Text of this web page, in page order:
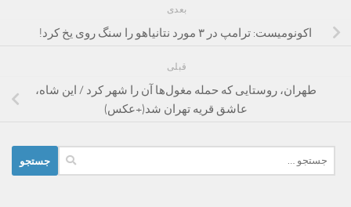
بعدی
اکونومیست: ترامپ در ۳ مورد نتانیاهو را سنگ روی یخ کرد!
قبلی
طهران، روستایی که حمله مغول‌ها آن را شهر کرد / این شاه،
عاشق قریه تهران شد(+عکس)
برای: